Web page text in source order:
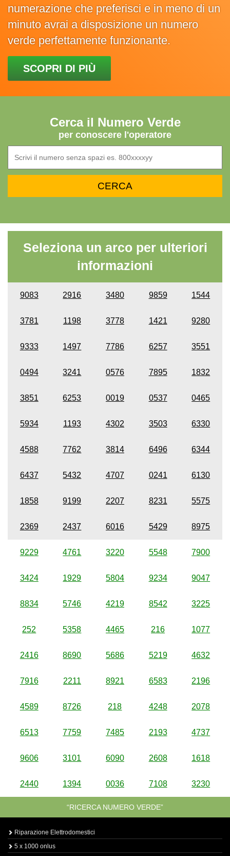
numerazione che preferisci e in meno di un
minuto avrai a disposizione un numero
verde perfettamente funzionante.
SCOPRI DI PIÙ
Cerca il Numero Verde
per conoscere l'operatore
Seleziona un arco per ulteriori
informazioni
9083 2916 3480 9859 1544
3781 1198 3778 1421 9280
9333 1497 7786 6257 3551
0494 3241 0576 7895 1832
3851 6253 0019 0537 0465
5934 1193 4302 3503 6330
4588 7762 3814 6496 6344
6437 5432 4707 0241 6130
1858 9199 2207 8231 5575
2369 2437 6016 5429 8975
9229 4761 3220 5548 7900
3424 1929 5804 9234 9047
8834 5746 4219 8542 3225
252 5358 4465 216 1077
2416 8690 5686 5219 4632
7916 2211 8921 6583 2196
4589 8726 218 4248 2078
6513 7759 7485 2193 4737
9606 3101 6090 2608 1618
2440 1394 0036 7108 3230
“RICERCA NUMERO VERDE”
Riparazione Elettrodomestici
5 x 1000 onlus